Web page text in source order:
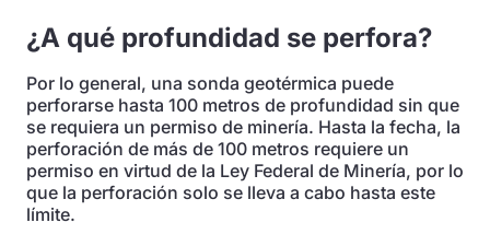
¿A qué profundidad se perfora?
Por lo general, una sonda geotérmica puede
perforarse hasta 100 metros de profundidad sin que
se requiera un permiso de minería. Hasta la fecha, la
perforación de más de 100 metros requiere un
permiso en virtud de la Ley Federal de Minería, por lo
que la perforación solo se lleva a cabo hasta este
límite.